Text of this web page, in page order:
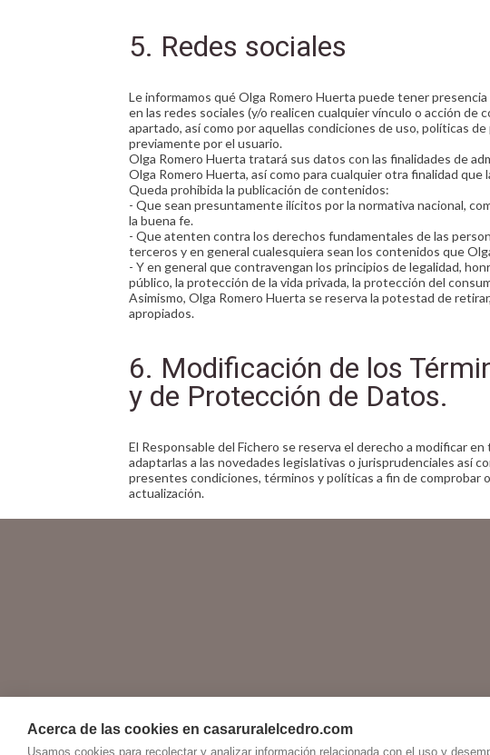
Acerca de las cookies en casaruralelcedro.com
Usamos cookies para recolectar y analizar información relacionada con el uso y
5. Redes sociales
Le informamos qué Olga Romero Huerta puede tener
en las redes sociales (y/o realicen cualquier vínculo o acción
apartado, así como por aquellas condiciones de uso, políticas
previamente por el usuario.
Olga Romero Huerta tratará sus datos con las finalidades de
Olga Romero Huerta, así como para cualquier otra finalidad que
Queda prohibida la publicación de contenidos:
- Que sean presuntamente ilícitos por la normativa nacional,
la buena fe.
- Que atenten contra los derechos fundamentales de las
terceros y en general cualesquiera sean los contenidos que
- Y en general que contravengan los principios de legalidad,
público, la protección de la vida privada, la protección del
Asimismo, Olga Romero Huerta se reserva la potestad de
apropiados.
6. Modificación de los
y de Protección de Datos.
El Responsable del Fichero se reserva el derecho a modificar
adaptarlas a las novedades legislativas o jurisprudenciales así
presentes condiciones, términos y políticas a fin de comprobar
actualización.